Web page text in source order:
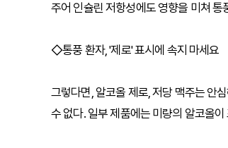
주어 인슐린 저항성에도 영향을 미쳐 통
◇통풍 환자, '제로' 표시에 속지 마세요
그렇다면, 알코올 제로, 저당 맥주는 안
수 없다. 일부 제품에는 미량의 알코올